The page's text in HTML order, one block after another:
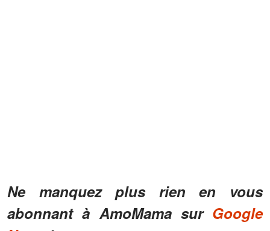
Ne manquez plus rien en vous
abonnant à AmoMama sur Google